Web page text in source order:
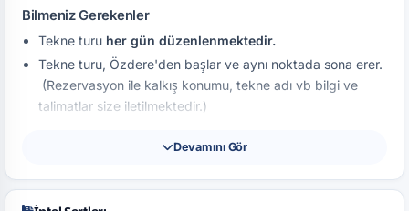
Bilmeniz Gerekenler
Tekne turu her gün düzenlenmektedir.
Tekne turu, Özdere'den başlar ve aynı noktada sona erer.
(Rezervasyon ile kalkış konumu, tekne adı vb bilgi ve
talimatlar size iletilmektedir.)
Rezervasyon yapmak için önceden aramanız veya online
Devamını Gör